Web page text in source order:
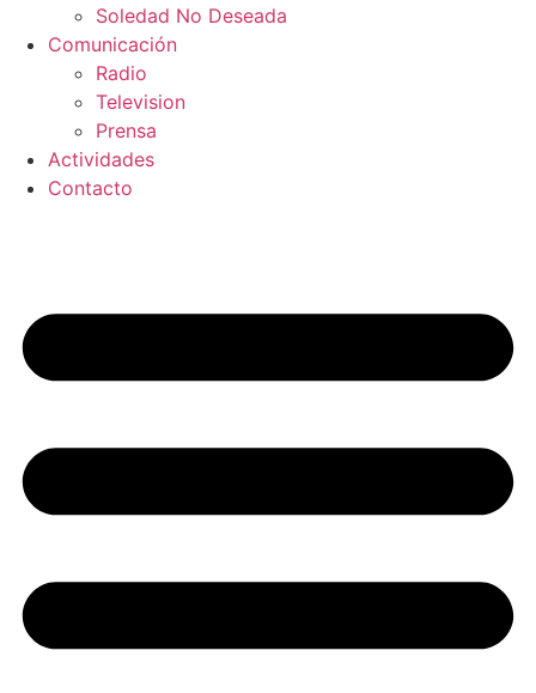
Soledad No Deseada
Comunicación
Radio
Television
Prensa
Actividades
Contacto